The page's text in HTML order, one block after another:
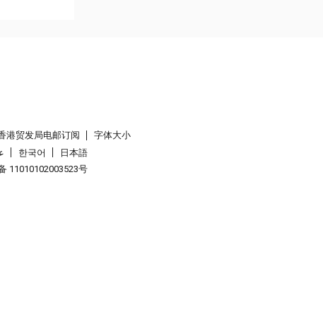
港贸发局电邮订阅
字体大小
한국어
日本語
11010102003523号